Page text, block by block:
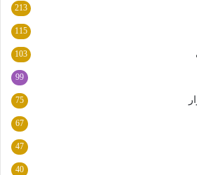
213
115
103
99
75
67
47
40